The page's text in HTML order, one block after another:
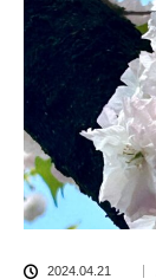
2024.04.21